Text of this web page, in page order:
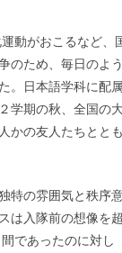
動がおこるなど、
のため、毎日のよう
。日本語学科に配属
学期の秋、全国の
かの友人たちととも
特の雰囲気と秩序
は入隊前の想像を超
であったのに対し